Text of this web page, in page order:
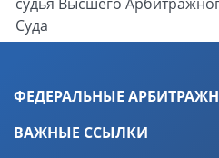
Суда
Российской Федерации
ФЕДЕРАЛЬНЫЕ
ВАЖНЫЕ ССЫЛКИ